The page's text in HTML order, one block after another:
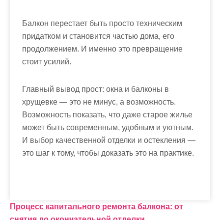
Балкон перестает быть просто техническим
придатком и становится частью дома, его
продолжением. И именно это превращение
стоит усилий.
Главный вывод прост: окна и балконы в
хрущевке — это не минус, а возможность.
Возможность показать, что даже старое жилье
может быть современным, удобным и уютным.
И выбор качественной отделки и остекления —
это шаг к тому, чтобы доказать это на практике.
Н
Процесс капитального ремонта балкона: от